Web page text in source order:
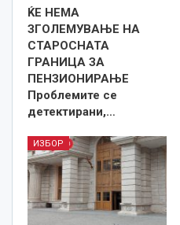
ЌЕ НЕМА
ЗГОЛЕМУВАЊЕ НА
СТАРОСНАТА
ГРАНИЦА ЗА
ПЕНЗИОНИРАЊЕ
Проблемите се
детектирани,…
ИЗБОР